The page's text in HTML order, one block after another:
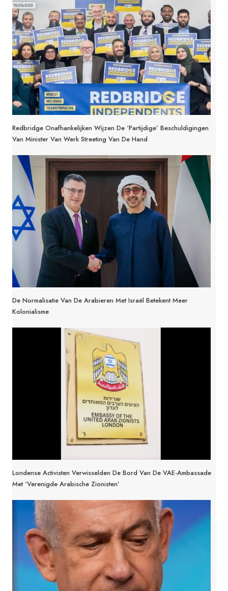
Redbridge Onafhankelijken Wijzen De ‘partijdige’ Beschuldigingen
Van Minister Van Werk Streeting Van De Hand
De Normalisatie Van De Arabieren Met Israël Betekent Meer
Kolonialisme
Londense Activisten Verwisselden De Bord Van De VAE-Ambassade
Met ‘Verenigde Arabische Zionisten’